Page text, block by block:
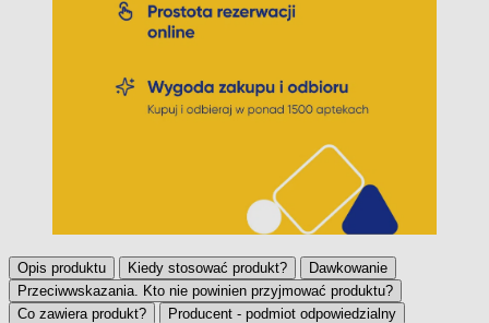
Opis produktu Kiedy stosować produkt?
Dawkowanie
Przeciwwskazania. Kto nie powinien przyjmować produktu?
Co zawiera produkt?
Producent - podmiot odpowiedzialny